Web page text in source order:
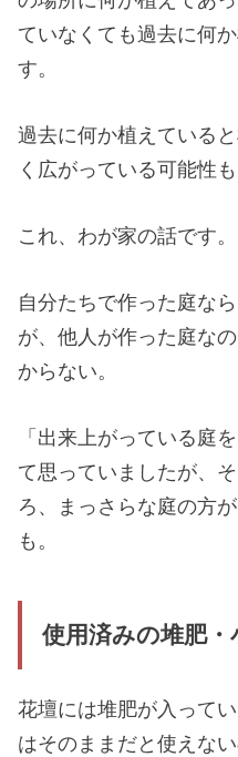
ていなくても過去に何
す。
過去に何か植えている
く広がっている可能性も
これ、わが家の話です。
自分たちで作った庭な
が、他人が作った庭な
からない。
「出来上がっている庭
て思っていましたが、
ろ、まっさらな庭の方
も。
使用済みの堆肥
花壇には堆肥が入って
はそのままだと使えない